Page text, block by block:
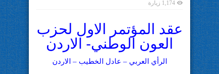
1,174 زيارة
عقد المؤتمر الاول لحزب
العون الوطني- الاردن
الرأي العربي – عادل الخطيب – الاردن